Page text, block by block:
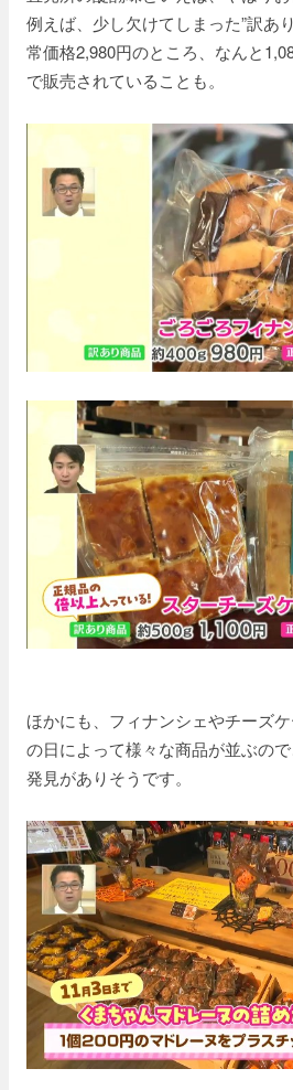
例えば、少し欠けてしまった”訳あ
常価格2,980円のところ、なんと
で販売されていることも。
ほかにも、フィナンシェやチーズ
の日によって様々な商品が並ぶの
発見がありそうです。